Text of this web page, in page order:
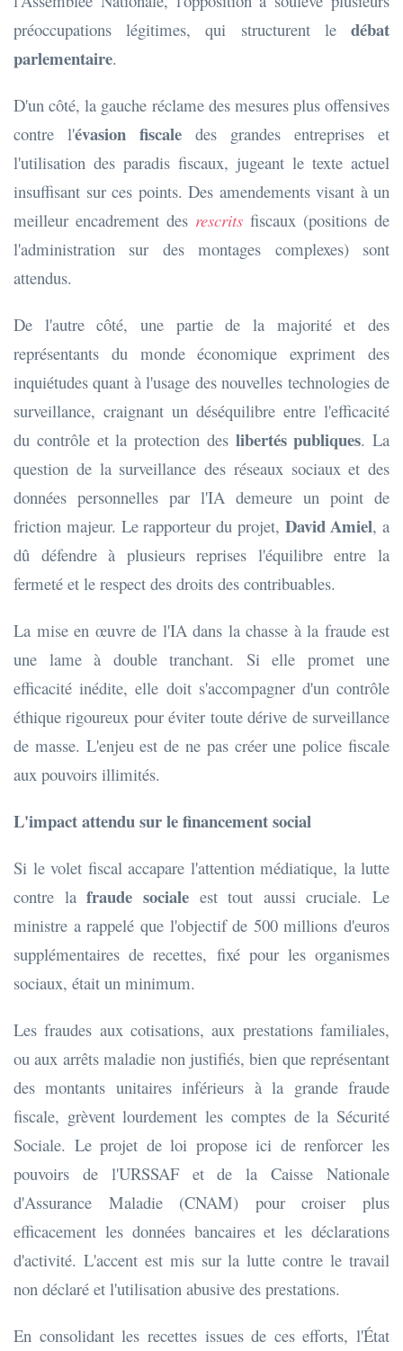
préoccupations légitimes, qui structurent le débat
parlementaire.
D'un côté, la gauche réclame des mesures plus offensives
contre l'évasion fiscale des grandes entreprises et
l'utilisation des paradis fiscaux, jugeant le texte actuel
insuffisant sur ces points. Des amendements visant à un
meilleur encadrement des rescrits fiscaux (positions de
l'administration sur des montages complexes) sont
attendus.
De l'autre côté, une partie de la majorité et des
représentants du monde économique expriment des
inquiétudes quant à l'usage des nouvelles technologies de
surveillance, craignant un déséquilibre entre l'efficacité
du contrôle et la protection des libertés publiques. La
question de la surveillance des réseaux sociaux et des
données personnelles par l'IA demeure un point de
friction majeur. Le rapporteur du projet, David Amiel, a
dû défendre à plusieurs reprises l'équilibre entre la
fermeté et le respect des droits des contribuables.
La mise en œuvre de l'IA dans la chasse à la fraude est
une lame à double tranchant. Si elle promet une
efficacité inédite, elle doit s'accompagner d'un contrôle
éthique rigoureux pour éviter toute dérive de surveillance
de masse. L'enjeu est de ne pas créer une police fiscale
aux pouvoirs illimités.
L'impact attendu sur le financement social
Si le volet fiscal accapare l'attention médiatique, la lutte
contre lafraude socialeest tout aussi cruciale. Le
ministre a rappelé que l'objectif de 500 millions d'euros
supplémentaires de recettes, fixé pour les organismes
sociaux, était un minimum.
Les fraudes aux cotisations, aux prestations familiales,
ou aux arrêts maladie non justifiés, bien que représentant
des montants unitaires inférieurs à la grande fraude
fiscale, grèvent lourdement les comptes de la Sécurité
Sociale. Le projet de loi propose ici de renforcer les
pouvoirs de l'URSSAF et de la Caisse Nationale
d'Assurance Maladie (CNAM) pour croiser plus
efficacement les données bancaires et les déclarations
d'activité. L'accent est mis sur la lutte contre le travail
non déclaré et l'utilisation abusive des prestations.
En consolidant les recettes issues de ces efforts, l'État